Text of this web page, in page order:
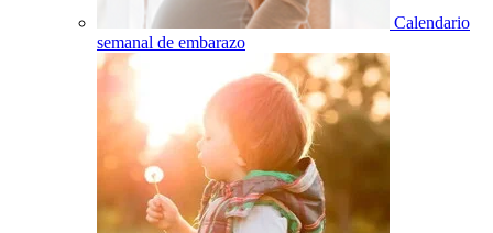
Calendario
semanal de embarazo